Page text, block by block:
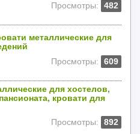
Просмотры:
482
металлические для
Просмотры:
609
для хостелов,
кровати для
Просмотры:
892